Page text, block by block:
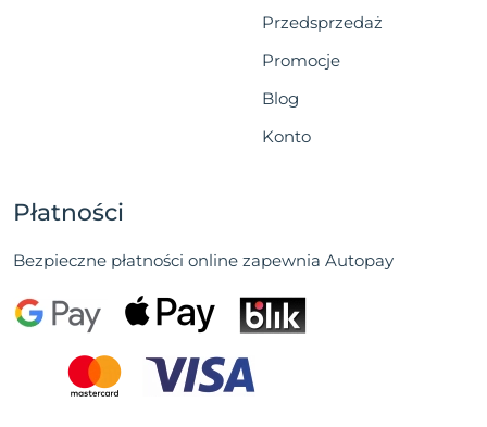
Przedsprzedaż
Promocje
Blog
Konto
Płatności
Bezpieczne płatności online zapewnia Autopay